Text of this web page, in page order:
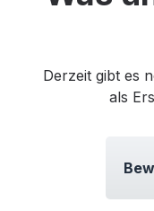
Derzeit gibt es
als